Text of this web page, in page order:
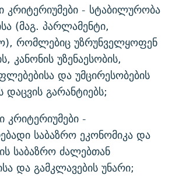
- სტაბილურობა
(მაგ. პარლამენტი,
რომლებიც უზრუნველყოფენ
კანონის უზენაესობის,
და უმცირესობების
დაცვის გარანტიებს;
კრიტერიუმები -
საბაზრო ეკონომიკა და
საბაზრო ძალებთან
და გამკლავების უნარი;